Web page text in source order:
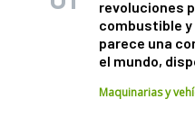
revoluciones
combustible y
parece una
el mundo,
Maquinarias y